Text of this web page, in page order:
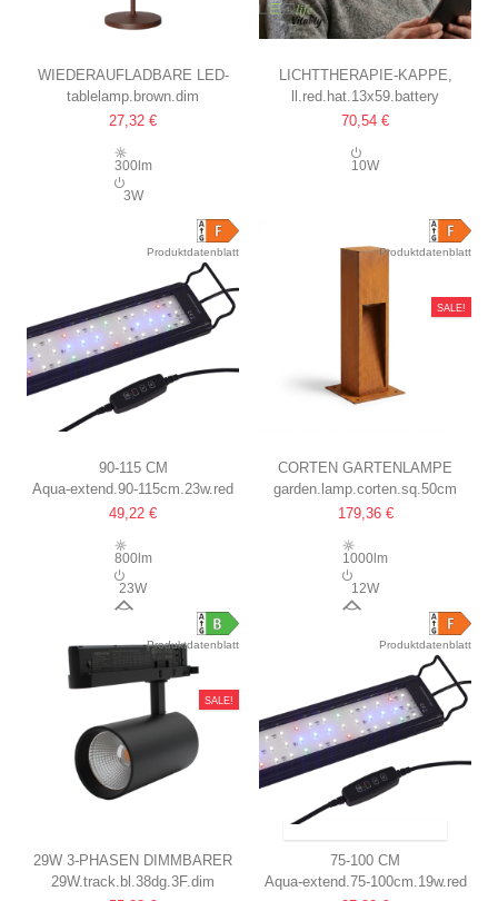
WIEDERAUFLADBARE LED-
TISCHLAMPE
BRAUN, TOUCH-DIMMBAR,
IP54
tablelamp.brown.dim
27,32 €
300lm
3W
LICHTTHERAPIE-KAPPE,
INFRAROT
KABELLOS, USB-C-
AUFLADUNG, INFRAROT
ll.red.hat.13x59.battery
70,54 €
10W
Produktdatenblatt
90-115 CM
AQUARIUMLEUCHTE
23W LED,
WEISS/BLAU/ROT/GRÜN, E
INSTELLBARE LÄNGE, IP66
Aqua-extend.90-115cm.23w.red
49,22 €
800lm
23W
Produktdatenblatt
SALE!
CORTEN GARTENLAMPE
50CM, 12W, IP65
AUSSENBEREICH, INKL. L
EUCHTMITTEL
garden.lamp.corten.sq.50cm
179,36 €
1000lm
12W
Produktdatenblatt
SALE!
29W 3-PHASEN DIMMBARER
RA90 SCHIENENSTRAHLER
29W.track.bl.38dg.3F.dim
Produktdatenblatt
75-100 CM
AQUARIUMLEUCHTE
Aqua-extend.75-100cm.19w.red